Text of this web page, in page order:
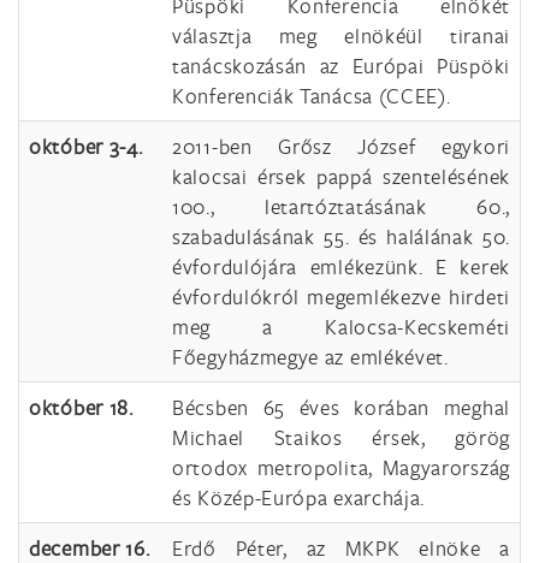
választja meg elnökéül tiranai
tanácskozásán az Európai Püspöki
Konferenciák Tanácsa (CCEE).
október 3-4.
2011-ben Grősz József egykori
kalocsai érsek pappá szentelésének
100., letartóztatásának 60.,
szabadulásának 55. és halálának 50.
évfordulójára emlékezünk. E kerek
évfordulókról megemlékezve hirdeti
meg a Kalocsa-Kecskeméti
Főegyházmegye az emlékévet.
október 18.
Bécsben 65 éves korában meghal
Michael Staikos érsek, görög
ortodox metropolita, Magyarország
és Közép-Európa exarchája.
december 16.
Erdő Péter, az MKPK elnöke a